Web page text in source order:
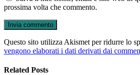
prossima volta che commento.
Questo sito utilizza Akismet per ridurre lo
vengono elaborati i dati derivati dai
Related Posts